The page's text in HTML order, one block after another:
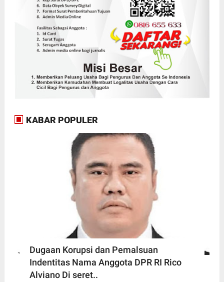
KABAR POPULER
Dugaan Korupsi dan Pemalsuan
Indentitas Nama Anggota DPR RI Rico
Alviano Di seret..